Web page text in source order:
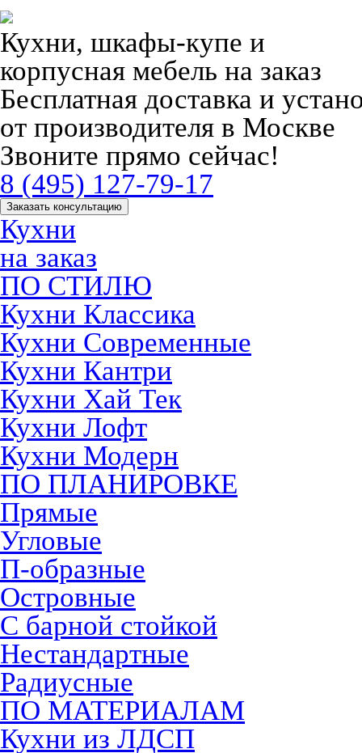
Кухни, шкафы-купе и
корпусная мебель на заказ
Бесплатная доставка и
от производителя в Москве
Звоните прямо сейчас!
8 (495) 127-79-17
Заказать консультацию
Кухни
на заказ
ПО СТИЛЮ
Кухни Классика
Кухни Современные
Кухни Кантри
Кухни Хай Тек
Кухни Лофт
Кухни Модерн
ПО ПЛАНИРОВКЕ
Прямые
Угловые
П-образные
Островные
С барной стойкой
Нестандартные
Радиусные
ПО МАТЕРИАЛАМ
Кухни из ЛДСП